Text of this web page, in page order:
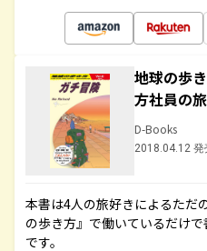
地球の歩
方社員の
D-Books
2018.04.12 発
本書は4人の旅好きによるただ
の歩き方』で働いているだけ
です。